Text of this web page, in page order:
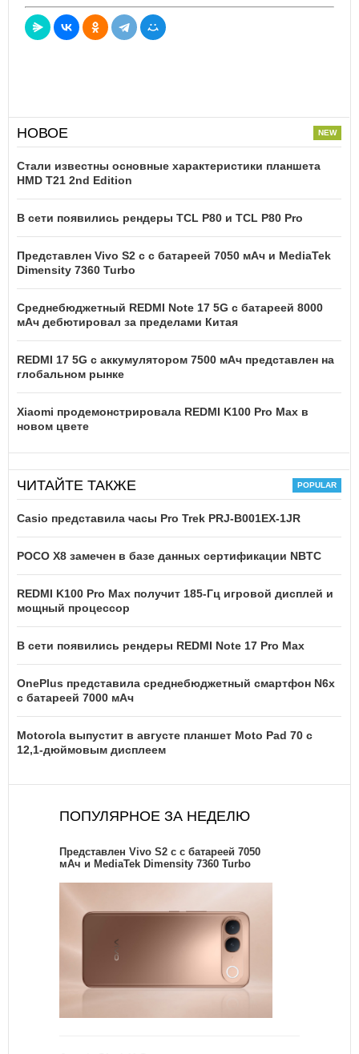
НОВОЕ
Стали известны основные характеристики планшета
HMD T21 2nd Edition
В сети появились рендеры TCL P80 и TCL P80 Pro
Представлен Vivo S2 с с батареей 7050 мАч и MediaTek
Dimensity 7360 Turbo
Среднебюджетный REDMI Note 17 5G с батареей 8000
мАч дебютировал за пределами Китая
REDMI 17 5G c аккумулятором 7500 мАч представлен на
глобальном рынке
Xiaomi продемонстрировала REDMI K100 Pro Max в
новом цвете
ЧИТАЙТЕ ТАКЖЕ
Casio представила часы Pro Trek PRJ-B001EX-1JR
POCO X8 замечен в базе данных сертификации NBTC
REDMI K100 Pro Max получит 185-Гц игровой дисплей и
мощный процессор
В сети появились рендеры REDMI Note 17 Pro Max
OnePlus представила среднебюджетный смартфон N6x
с батареей 7000 мАч
Motorola выпустит в августе планшет Moto Pad 70 с
12,1-дюймовым дисплеем
ПОПУЛЯРНОЕ ЗА НЕДЕЛЮ
Представлен Vivo S2 с с батареей 7050
мАч и MediaTek Dimensity 7360 Turbo